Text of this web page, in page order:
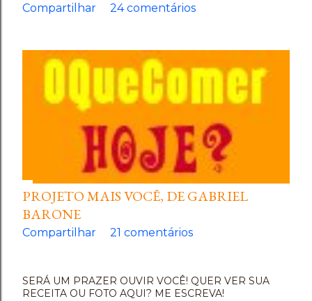
Compartilhar 24 comentários
PROJETO MAIS VOCÊ, DE GABRIEL
BARONE
Compartilhar 21 comentários
SERÁ UM PRAZER OUVIR VOCÊ! QUER VER SUA
RECEITA OU FOTO AQUI? ME ESCREVA!